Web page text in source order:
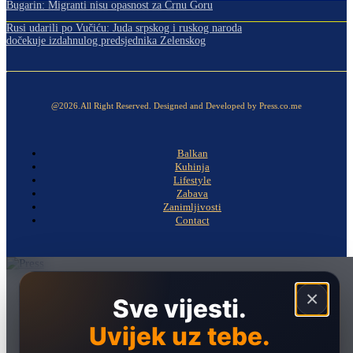
Bugarin: Migranti nisu opasnost za Crnu Goru
Rusi udarili po Vučiću: Juda srpskog i ruskog naroda
dočekuje izdahnulog predsjednika Zelenskog
@2026.All Right Reserved. Designed and Developed by Press.co.me
Balkan
Kuhinja
Lifestyle
Zabava
Zanimljivosti
Contact
×
Sve vijesti.
Uvijek uz tebe.